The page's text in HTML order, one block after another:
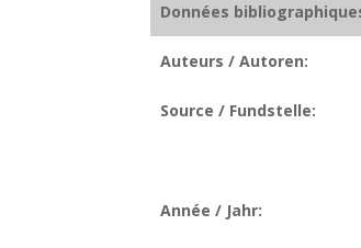
Données
Auteurs / Autoren:
Source / Fundstelle:
Année / Jahr: